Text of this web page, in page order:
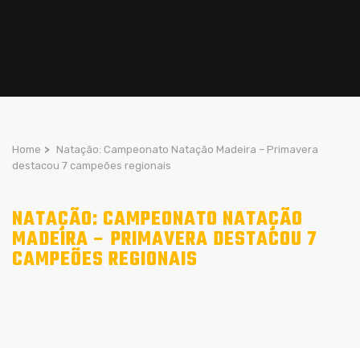
Home > Natação: Campeonato Natação Madeira – Primavera
destacou 7 campeões regionais
NATAÇÃO: CAMPEONATO NATAÇÃO
MADEIRA – PRIMAVERA DESTACOU 7
CAMPEÕES REGIONAIS